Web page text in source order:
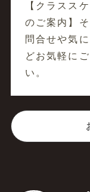
【クラスス
のご案内】
問合せや気
どお気軽に
い。